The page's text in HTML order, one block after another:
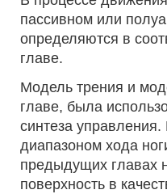
пассивном или
определяются в
главе.
Модель трения и
главе, была
синтеза
диапазоном хода
предыдущих главах
поверхность в